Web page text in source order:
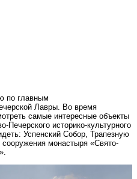
по главным
Лавры. Во время
самые интересные объекты
Печерского историко-культурного
Успенский Собор, Трапезную
монастыря «Свято-